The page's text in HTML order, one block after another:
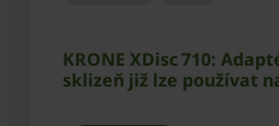
KRONE XDisc 710:
sklizeň již lze používat